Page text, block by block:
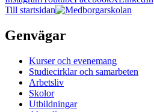
Till startsidan
Genvägar
Kurser och evenemang
Studiecirklar och samarbeten
Arbetsliv
Skolor
Utbildningar